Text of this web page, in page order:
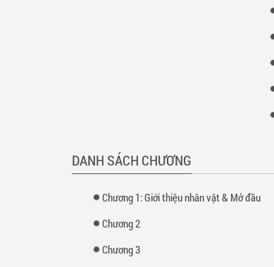
DANH SÁCH CHƯƠNG
Chương 1: Giới thiệu nhân vật & Mở đầu
Chương 2
Chương 3